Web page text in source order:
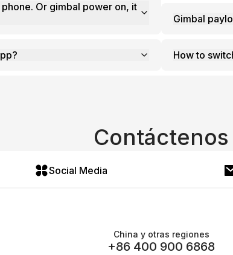
Or gimbal power on, it
Gimbal
How to
Contáctenos
Social Media
China y otras regiones
+86 400 900 6868